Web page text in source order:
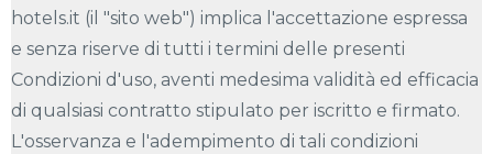
hotels.it (il "sito web") implica l'accettazione espressa
e senza riserve di tutti i termini delle presenti
Condizioni d'uso, aventi medesima validità ed efficacia
di qualsiasi contratto stipulato per iscritto e firmato.
L'osservanza e l'adempimento di tali condizioni